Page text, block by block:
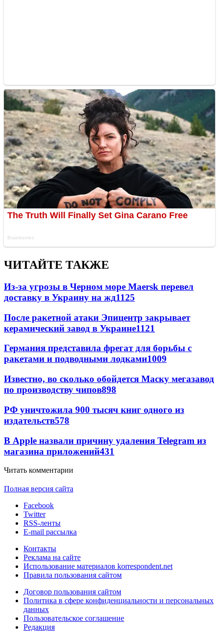
ЧИТАЙТЕ ТАКЖЕ
Из-за угрозы в Черном море Maersk перевел
доставку в Украину на жд1125
После ракетной атаки Эпицентр закрывает
керамический завод в Украине1121
Германия представила фрегат для борьбы с
ракетами и подводными лодками1009
Известно, во сколько обойдется Маску мегазавод
по производству чипов898
РФ уничтожила 900 тысяч книг одного из
издательств578
В Apple назвали причину удаления Telegram из
магазина приложений431
Читать комментарии
Полная версия сайта
Facebook
Twitter
RSS-ленты
E-mail рассылка
Контакты
Реклама на сайте
Использование материалов korrespondent.net
Правила пользования сайтом
Договор пользования сайтом
Политика в сфере конфиденциальности и персональных
данных
Пользовательское соглашение
Редакция